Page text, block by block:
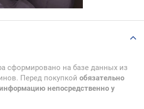
сформировано на базе данных из
Перед покупкой обязательно
непосредственно у